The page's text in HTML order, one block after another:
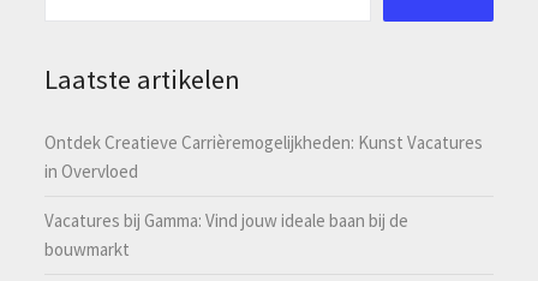
Laatste artikelen
Ontdek Creatieve Carrièremogelijkheden: Kunst Vacatures
in Overvloed
Vacatures bij Gamma: Vind jouw ideale baan bij de
bouwmarkt